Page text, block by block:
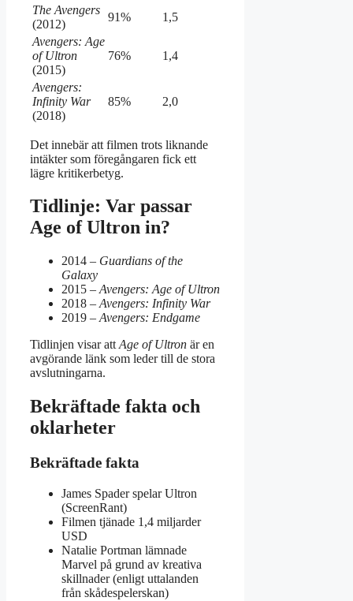
The Avengers
(2012)
91%
1,5
Avengers: Age
of Ultron
(2015)
76% 1,4
Avengers:
Infinity War
(2018)
85% 2,0
Det innebär att filmen trots liknande
intäkter som föregångaren fick ett
lägre kritikerbetyg.
Tidlinje: Var passar
Age of Ultron in?
2014 – Guardians of the
Galaxy
2015 – Avengers: Age of Ultron
2018 – Avengers: Infinity War
2019 – Avengers: Endgame
Tidlinjen visar att Age of Ultron är en
avgörande länk som leder till de stora
avslutningarna.
Bekräftade fakta och
oklarheter
Bekräftade fakta
James Spader spelar Ultron
(ScreenRant)
Filmen tjänade 1,4 miljarder
USD
Natalie Portman lämnade
Marvel på grund av kreativa
skillnader (enligt uttalanden
från skådespelerskan)